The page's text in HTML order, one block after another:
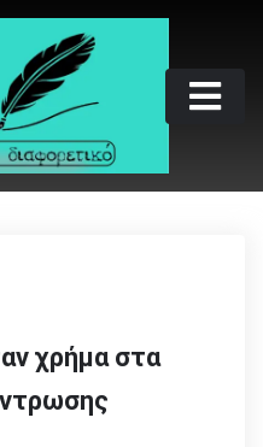
χρήμα στα